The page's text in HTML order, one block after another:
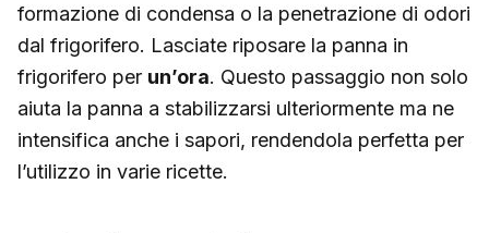
formazione di condensa o la penetrazione di odori
dal frigorifero. Lasciate riposare la panna in
frigorifero per un’ora. Questo passaggio non solo
aiuta la panna a stabilizzarsi ulteriormente ma ne
intensifica anche i sapori, rendendola perfetta per
l’utilizzo in varie ricette.